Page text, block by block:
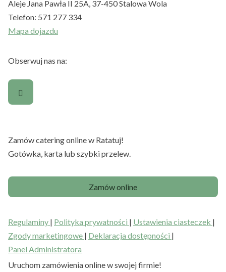
Aleje Jana Pawła II 25A, 37-450 Stalowa Wola
Telefon: 571 277 334
Mapa dojazdu
Obserwuj nas na:
Zamów catering online w Ratatuj!
Gotówka, karta lub szybki przelew.
Zamów online
Regulaminy | Polityka prywatności | Ustawienia ciasteczek |
Zgody marketingowe | Deklaracja dostępności |
Panel Administratora
Uruchom zamówienia online w swojej firmie!